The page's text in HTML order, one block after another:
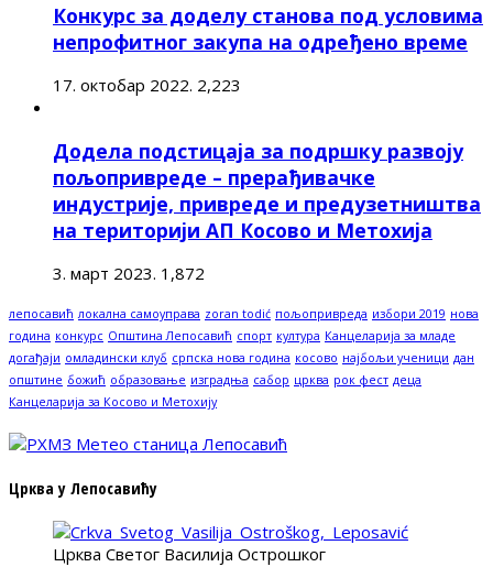
Конкурс за доделу станова под условима
непрофитног закупа на одређено време
17. октобар 2022. 2,223
Додела подстицаја за подршку развоју
пољопривреде – прерађивачке
индустрије, привреде и предузетништва
на територији АП Косово и Метохија
3. март 2023. 1,872
лепосавић локална самоуправа zoran todić пољопривреда избори 2019 нова
година конкурс Општина Лепосавић спорт култура Канцеларија за младе
догађаји омладински клуб српска нова година косово најбољи ученици дан
општине божић образовање изградња сабор црква рок фест деца
Канцеларија за Косово и Метохију
Црква у Лепосавићу
Црква Светог Василија Острошког